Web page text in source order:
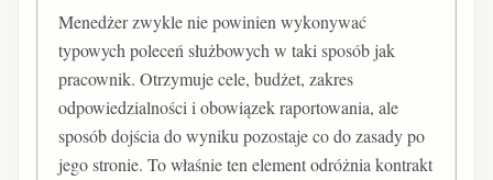
Menedżer zwykle nie powinien wykonywać
typowych poleceń służbowych w taki sposób jak
pracownik. Otrzymuje cele, budżet, zakres
odpowiedzialności i obowiązek raportowania, ale
sposób dojścia do wyniku pozostaje co do zasady po
jego stronie. To właśnie ten element odróżnia kontrakt